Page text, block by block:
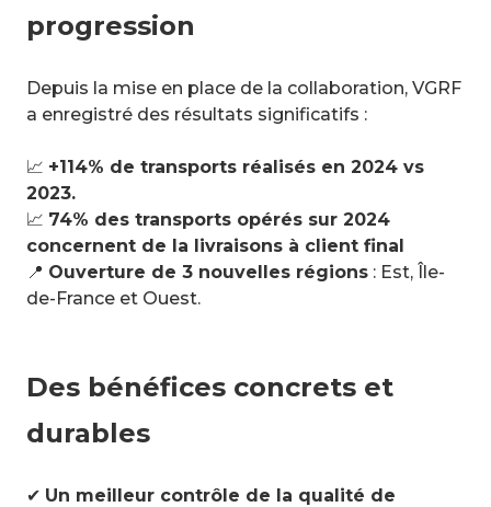
progression
Depuis la mise en place de la collaboration, VGRF
a enregistré des résultats significatifs :
📈 +114% de transports réalisés en 2024 vs
2023.
📈 74% des transports opérés sur 2024
concernent de la livraisons à client final
📍 Ouverture de 3 nouvelles régions : Est, Île-
de-France et Ouest.
Des bénéfices concrets et
durables
✔ Un meilleur contrôle de la qualité de